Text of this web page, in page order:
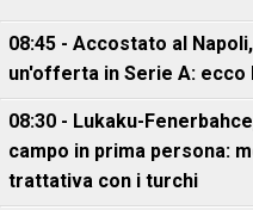
08:45 - Accostato al
un'offerta in Serie A: ecco
08:30 - Lukaku-
campo in prima persona:
trattativa con i turchi